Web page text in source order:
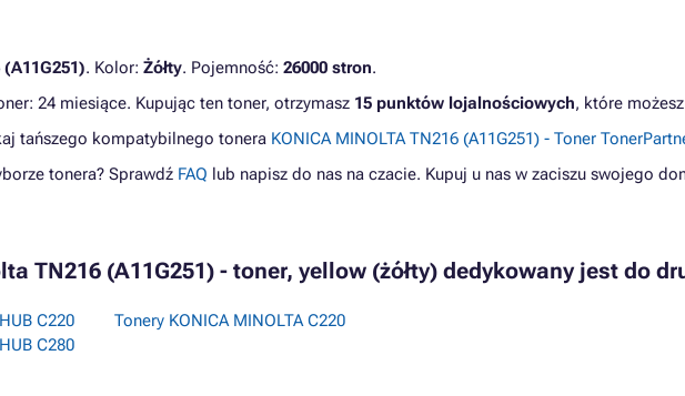
. Kolor: Żółty. Pojemność: 26000 stron.
24 miesiące. Kupując ten toner, otrzymasz 15 punktów lojalnościowych, które
tańszego kompatybilnego tonera KONICA MINOLTA TN216 (A11G251) - Toner
tonera? Sprawdź FAQ lub napisz do nas na czacie. Kupuj u nas w zaciszu swojego
TN216 (A11G251) - toner, yellow (żółty) dedykowany jest do
C220
C280
Tonery KONICA MINOLTA C220